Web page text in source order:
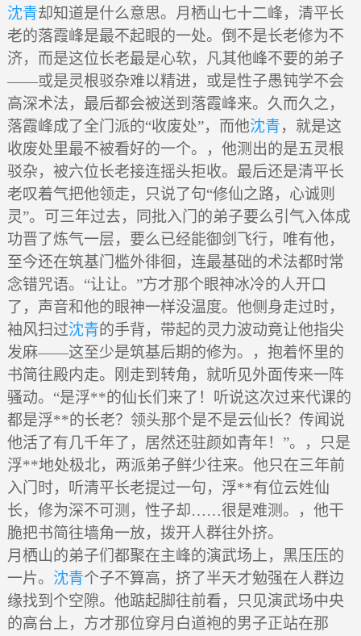
沈青却知道是什么意思。月栖山七十二峰，清平长
老的落霞峰是最不起眼的一处。倒不是长老修为不
济，而是这位长老最是心软，凡其他峰不要的弟子
——或是灵根驳杂难以精进，或是性子愚钝学不会
高深术法，最后都会被送到落霞峰来。久而久之，
落霞峰成了全门派的“收废处”，而他沈青，就是这
收废处里最不被看好的一个。，他测出的是五灵根
驳杂，被六位长老接连摇头拒收。最后还是清平长
老叹着气把他领走，只说了句“修仙之路，心诚则
灵”。可三年过去，同批入门的弟子要么引气入体成
功晋了炼气一层，要么已经能御剑飞行，唯有他，
至今还在筑基门槛外徘徊，连最基础的术法都时常
念错咒语。“让让。”方才那个眼神冰冷的人开口
了，声音和他的眼神一样没温度。他侧身走过时，
袖风扫过沈青的手背，带起的灵力波动竟让他指尖
发麻——这至少是筑基后期的修为。，抱着怀里的
书简往殿内走。刚走到转角，就听见外面传来一阵
骚动。“是浮**的仙长们来了！听说这次过来代课的
都是浮**的长老？领头那个是不是云仙长？传闻说
他活了有几千年了，居然还驻颜如青年！”。，只是
浮**地处极北，两派弟子鲜少往来。他只在三年前
入门时，听清平长老提过一句，浮**有位云姓仙
长，修为深不可测，性子却……很是难测。，他干
脆把书简往墙角一放，拨开人群往外挤。
月栖山的弟子们都聚在主峰的演武场上，黑压压的
一片。 沈青个子不算高，挤了半天才勉强在人群边
缘找到个空隙。他踮起脚往前看，只见演武场中央
的高台上，方才那位穿月白道袍的男子正站在那